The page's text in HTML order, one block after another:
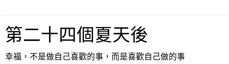
第二十四個夏天後
幸福，不是做自己喜歡的事，而是喜歡自己做的事